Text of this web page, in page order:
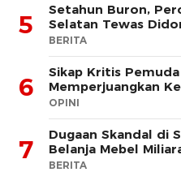
5
Setahun Buron,
Selatan Tewas
BERITA
6
Sikap Kritis
Memperjuangkan
OPINI
7
Dugaan Skandal di
Belanja Mebel
BERITA